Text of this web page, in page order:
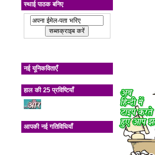
स्थाई पाठक बनिए
नई यूनिकविताएँ
हाल की 25 प्रविष्टियाँ
आपकी नई गतिविधियाँ